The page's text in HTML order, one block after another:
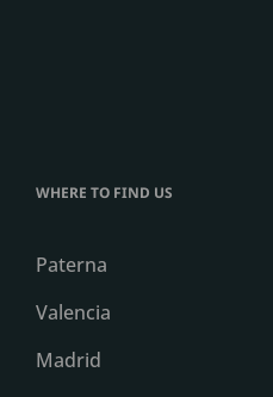
WHERE TO FIND US
Paterna
Valencia
Madrid